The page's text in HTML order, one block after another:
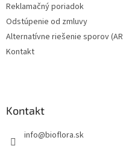
Reklamačný poriadok
Odstúpenie od zmluvy
Alternatívne riešenie sporov
Kontakt
Kontakt
info@bioflora.sk